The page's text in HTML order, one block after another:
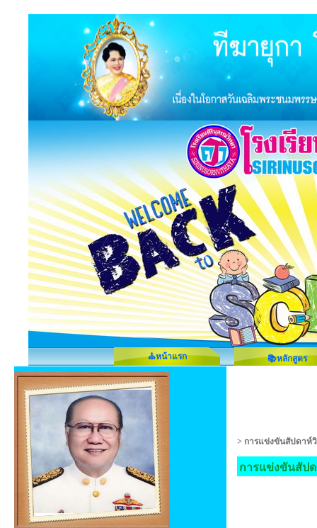
⛪หน้าแรก 📚หลักสูตร
> การแข่งขันสัปดาห์
การแข่งขันสัป